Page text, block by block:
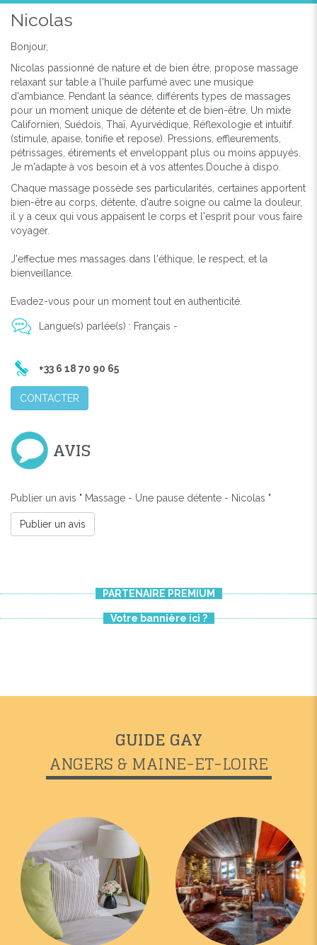
Previous Next
Nicolas
Bonjour,
Nicolas passionné de nature et de bien être, propose massage
relaxant sur table a l'huile parfumé avec une musique
d'ambiance. Pendant la séance, différents types de massages
pour un moment unique de détente et de bien-être. Un mixte
Californien, Suédois, Thaï, Ayurvédique, Réflexologie et intuitif.
(stimule, apaise, tonifie et repose). Pressions, effleurements,
pétrissages, étirements et enveloppant plus ou moins appuyés.
Je m'adapte à vos besoin et à vos attentes.Douche à dispo.
Chaque massage possède ses particularités, certaines apportent
bien-être au corps, détente, d'autre soigne ou calme la douleur,
il y a ceux qui vous appaisent le corps et l'esprit pour vous faire
voyager.
J'effectue mes massages dans l'éthique, le respect, et la
bienveillance.
Evadez-vous pour un moment tout en authenticité.
Langue(s) parlée(s) : Français -
+33 6 18 70 90 65
CONTACTER
AVIS
Publier un avis " Massage - Une pause détente - Nicolas "
Publier un avis
PARTENAIRE PREMIUM
Votre bannière ici ?
GUIDE GAY
ANGERS & MAINE-ET-LOIRE